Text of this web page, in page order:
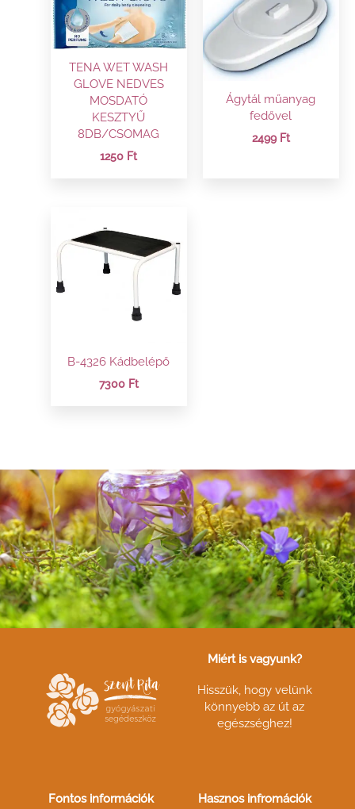
TENA WET WASH
GLOVE NEDVES
MOSDATÓ
KESZTYŰ
8DB/CSOMAG
1250 Ft
Ágytál műanyag
fedővel
2499 Ft
B-4326 Kádbelépő
7300 Ft
Miért is vagyunk?
Hisszük, hogy velünk
könnyebb az út az
egészséghez!
Fontos információk Hasznos infromációk